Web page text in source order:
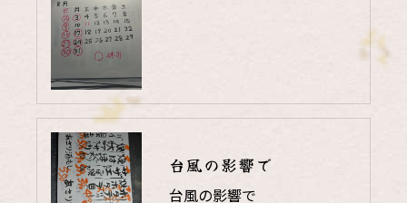
台風の影響で
台風の影響で